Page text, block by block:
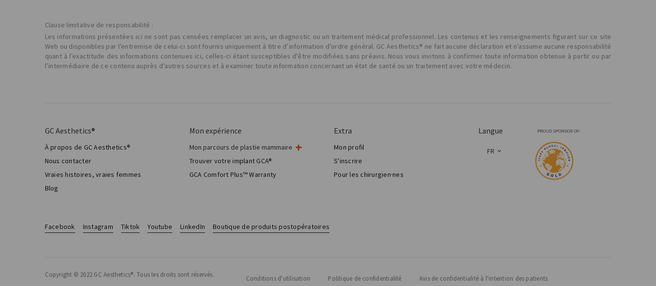
Clause limitative de responsabilité :
Les informations présentées ici ne sont pas censées remplacer un avis, un diagnostic ou un traitement médical professionnel. Les contenus et les renseignements figurant sur ce site
Web ou disponibles par l’entremise de celui-ci sont fournis uniquement à titre d’information d’ordre général. GC Aesthetics® ne fait aucune déclaration et n’assume aucune responsabilité
quant à l’exactitude des informations contenues ici, celles-ci étant susceptibles d'être modifiées sans préavis. Nous vous invitons à confirmer toute information obtenue à partir ou par
l’intermédiaire de ce contenu auprès d’autres sources et à examiner toute information concernant un état de santé ou un traitement avec votre médecin.
GC Aesthetics®
À propos de GC Aesthetics®
Nous contacter
Vraies histoires, vraies femmes
Blog
Mon expérience
Mon parcours de plastie mammaire
Ma chirurgie mammaire
Chirurgie esthétique mammaire
Total Breast Reconstruction™
Trouver votre implant GCA®
GCA Comfort Plus™ Warranty
Extra
Mon profil
S'inscrire
Pour les chirurgien·nes
Langue
FR
Facebook Instagram Tiktok Youtube LinkedIn Boutique de produits postopératoires
Copyright © 2022 GC Aesthetics®. Tous les droits sont réservés. Conditions d'utilisation Politique de confidentialité Avis de confidentialité à l'intention des patients